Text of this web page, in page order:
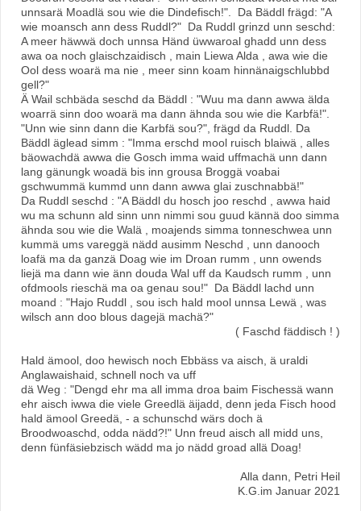
unnsarä Moadlä sou wie die Dindefisch!". Da Bäddl frägd: "A
wie moansch ann dess Ruddl?" Da Ruddl grinzd unn seschd:
A meer häwwä doch unnsa Händ üwwaroal ghadd unn dess
awa oa noch glaischzaidisch , main Liewa Alda , awa wie die
Ool dess woarä ma nie , meer sinn koam hinnänaigschlubbd
gell?"
Ä Wail schbäda seschd da Bäddl : "Wuu ma dann awwa älda
woarrä sinn doo woarä ma dann ähnda sou wie die Karbfä!".
"Unn wie sinn dann die Karbfä sou?", frägd da Ruddl. Da
Bäddl äglead simm : "Imma erschd mool ruisch blaiwä , alles
bäowachdä awwa die Gosch imma waid uffmachä unn dann
lang gänungk woadä bis inn grousa Broggä voabai
gschwummä kummd unn dann awwa glai zuschnabbä!"
Da Ruddl seschd : "A Bäddl du hosch joo reschd , awwa haid
wu ma schunn ald sinn unn nimmi sou guud kännä doo simma
ähnda sou wie die Walä , moajends simma tonneschwea unn
kummä ums vareggä nädd ausimm Neschd , unn danooch
loafä ma da ganzä Doag wie im Droan rumm , unn owends
liejä ma dann wie änn douda Wal uff da Kaudsch rumm , unn
ofdmools rieschä ma oa genau sou!" Da Bäddl lachd unn
moand : "Hajo Ruddl , sou isch hald mool unnsa Lewä , was
wilsch ann doo blous dagejä machä?"
( Faschd fäddisch ! )
Hald ämool, doo hewisch noch Ebbäss va aisch, ä uraldi
Anglawaishaid, schnell noch va uff
dä Weg : "Dengd ehr ma all imma droa baim Fischessä wann
ehr aisch iwwa die viele Greedlä äijadd, denn jeda Fisch hood
hald ämool Greedä, - a schunschd wärs doch ä
Broodwoaschd, odda nädd?!" Unn freud aisch all midd uns,
denn fünfäsiebzisch wädd ma jo nädd groad allä Doag!
Alla dann, Petri Heil
K.G.im Januar 2021